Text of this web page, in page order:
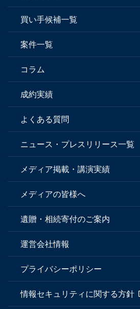
買い手候補一覧
案件一覧
コラム
成約実績
よくある質問
ニュース・プレスリリース一覧
メディア掲載・講演実績
メディアの皆様へ
遺贈・相続寄付のご案内
運営会社情報
プライバシーポリシー
情報セキュリティに関する方針